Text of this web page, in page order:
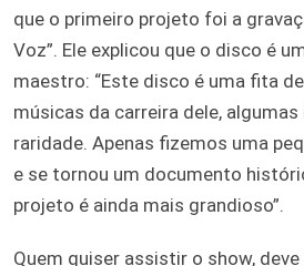
que o primeiro projeto foi a
Voz”. Ele explicou que o disco é
maestro: “Este disco é uma fita
músicas da carreira dele, algumas
raridade. Apenas fizemos uma
e se tornou um documento
projeto é ainda mais grandioso”.
Quem quiser assistir o show,